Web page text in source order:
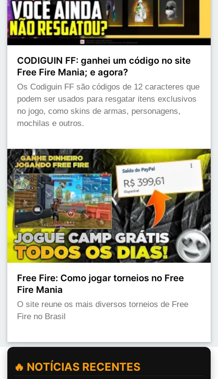
CODIGUIN FF: ganhei um código no site
Free Fire Mania; e agora?
Os Codiguin FF são códigos de 12 caracteres que
podem ser usados para resgatar itens exclusivos
no jogo, como skins de armas, personagens,
mochilas e outros.
Free Fire: Como jogar torneios no Free
Fire Mania
O site reune os mais diversos torneios de Free
Fire no Brasil
🔥 NOTÍCIAS RECENTES